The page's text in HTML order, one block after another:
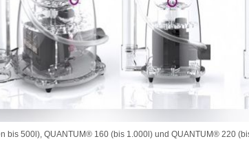
bis 500l), QUANTUM® 160 (bis 1.000l) und QUANTUM® 220